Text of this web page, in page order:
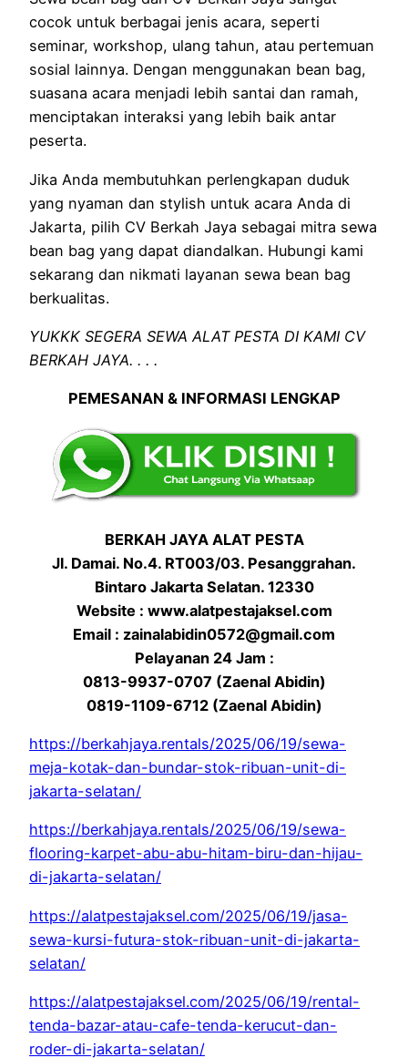
cocok untuk berbagai jenis acara, seperti
seminar, workshop, ulang tahun, atau pertemuan
sosial lainnya. Dengan menggunakan bean bag,
suasana acara menjadi lebih santai dan ramah,
menciptakan interaksi yang lebih baik antar
peserta.
Jika Anda membutuhkan perlengkapan duduk
yang nyaman dan stylish untuk acara Anda di
Jakarta, pilih CV Berkah Jaya sebagai mitra sewa
bean bag yang dapat diandalkan. Hubungi kami
sekarang dan nikmati layanan sewa bean bag
berkualitas.
YUKKK SEGERA SEWA ALAT PESTA DI KAMI CV
BERKAH JAYA. . . .
PEMESANAN & INFORMASI LENGKAP
BERKAH JAYA ALAT PESTA
Jl. Damai. No.4. RT003/03. Pesanggrahan.
Bintaro Jakarta Selatan. 12330
Website : www.alatpestajaksel.com
Email : zainalabidin0572@gmail.com
Pelayanan 24 Jam :
0813-9937-0707 (Zaenal Abidin)
0819-1109-6712 (Zaenal Abidin)
https://berkahjaya.rentals/2025/06/19/sewa-
meja-kotak-dan-bundar-stok-ribuan-unit-di-
jakarta-selatan/
https://berkahjaya.rentals/2025/06/19/sewa-
flooring-karpet-abu-abu-hitam-biru-dan-hijau-
di-jakarta-selatan/
https://alatpestajaksel.com/2025/06/19/jasa-
sewa-kursi-futura-stok-ribuan-unit-di-jakarta-
selatan/
https://alatpestajaksel.com/2025/06/19/rental-
tenda-bazar-atau-cafe-tenda-kerucut-dan-
roder-di-jakarta-selatan/